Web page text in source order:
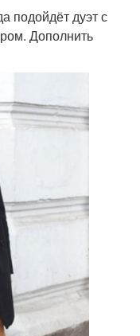
подойдёт дуэт с
Дополнить